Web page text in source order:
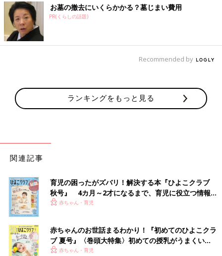
お墓の撤去にいくらかかる？墓じまい費用
PR(くらしの話題)
Recommended by
ランキングをもっと見る
関連記事
育児の困ったがズバリ！解決する本『ひよこクラブ
秋号』 4カ月～2才になるまで、育児に役立つ情報が
いっぱい！
赤ちゃん・育児
赤ちゃんのお世話まるわかり！『初めてのひよこクラ
ブ 夏号』〈巻頭大特集〉初めての授乳がうまくい
く！ おっぱい・ミルクの基本と夏のトラブル 解決テ
赤ちゃん・育児